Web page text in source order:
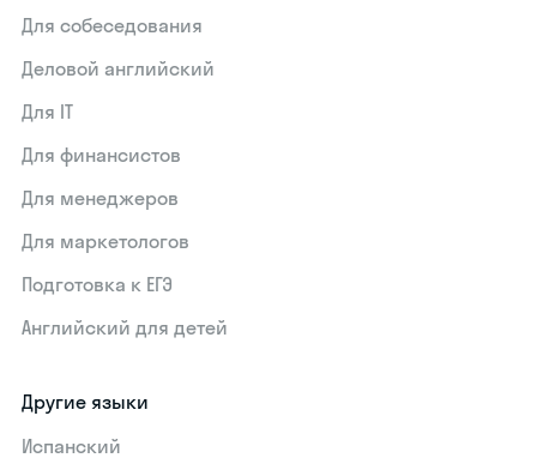
Для собеседования
Деловой английский
Для IT
Для финансистов
Для менеджеров
Для маркетологов
Подготовка к ЕГЭ
Английский для детей
Другие языки
Испанский